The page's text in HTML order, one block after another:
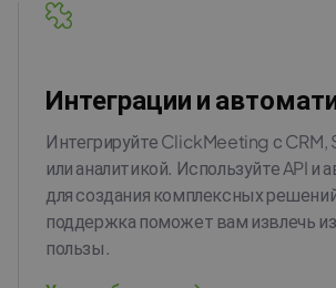
Интеграции и
Интегрируйте ClickMeeting с CRM,
или аналитикой. Используйте API и
для создания комплексных
поддержка поможет вам извлечь
пользы.